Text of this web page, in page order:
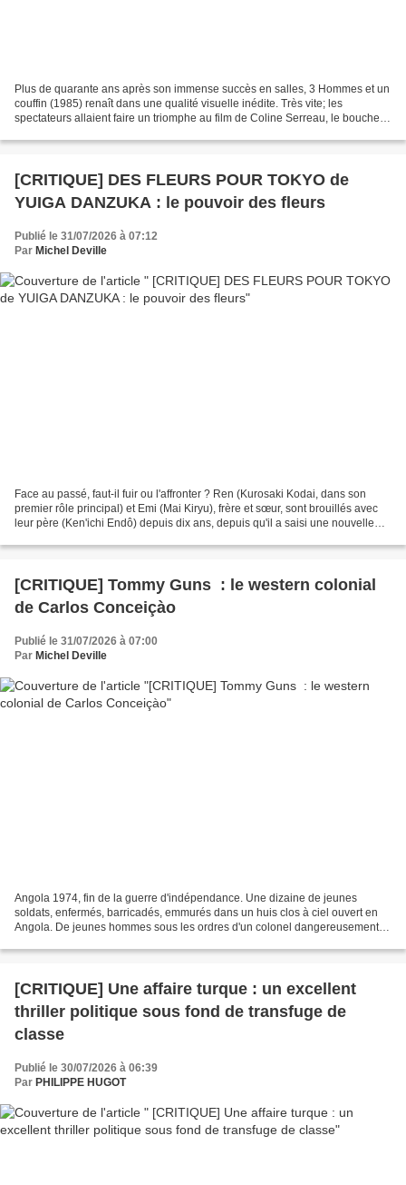
Plus de quarante ans après son immense succès en salles, 3 Hommes et un
couffin (1985) renaît dans une qualité visuelle inédite. Très vite; les
spectateurs allaient faire un triomphe au film de Coline Serreau, le bouche-
[CRITIQUE] DES FLEURS POUR TOKYO de
YUIGA DANZUKA : le pouvoir des fleurs
Publié le 31/07/2026 à 07:12
Par Michel Deville
Face au passé, faut-il fuir ou l'affronter ? Ren (Kurosaki Kodai, dans son
premier rôle principal) et Emi (Mai Kiryu), frère et sœur, sont brouillés avec
leur père (Ken'ichi Endô) depuis dix ans, depuis qu'il a saisi une nouvelle
[CRITIQUE] Tommy Guns : le western colonial
de Carlos Conceiçào
Publié le 31/07/2026 à 07:00
Par Michel Deville
Angola 1974, fin de la guerre d'indépendance. Une dizaine de jeunes
soldats, enfermés, barricadés, emmurés dans un huis clos à ciel ouvert en
Angola. De jeunes hommes sous les ordres d'un colonel dangereusement
[CRITIQUE] Une affaire turque : un excellent
thriller politique sous fond de transfuge de
classe
Publié le 30/07/2026 à 06:39
Par PHILIPPE HUGOT